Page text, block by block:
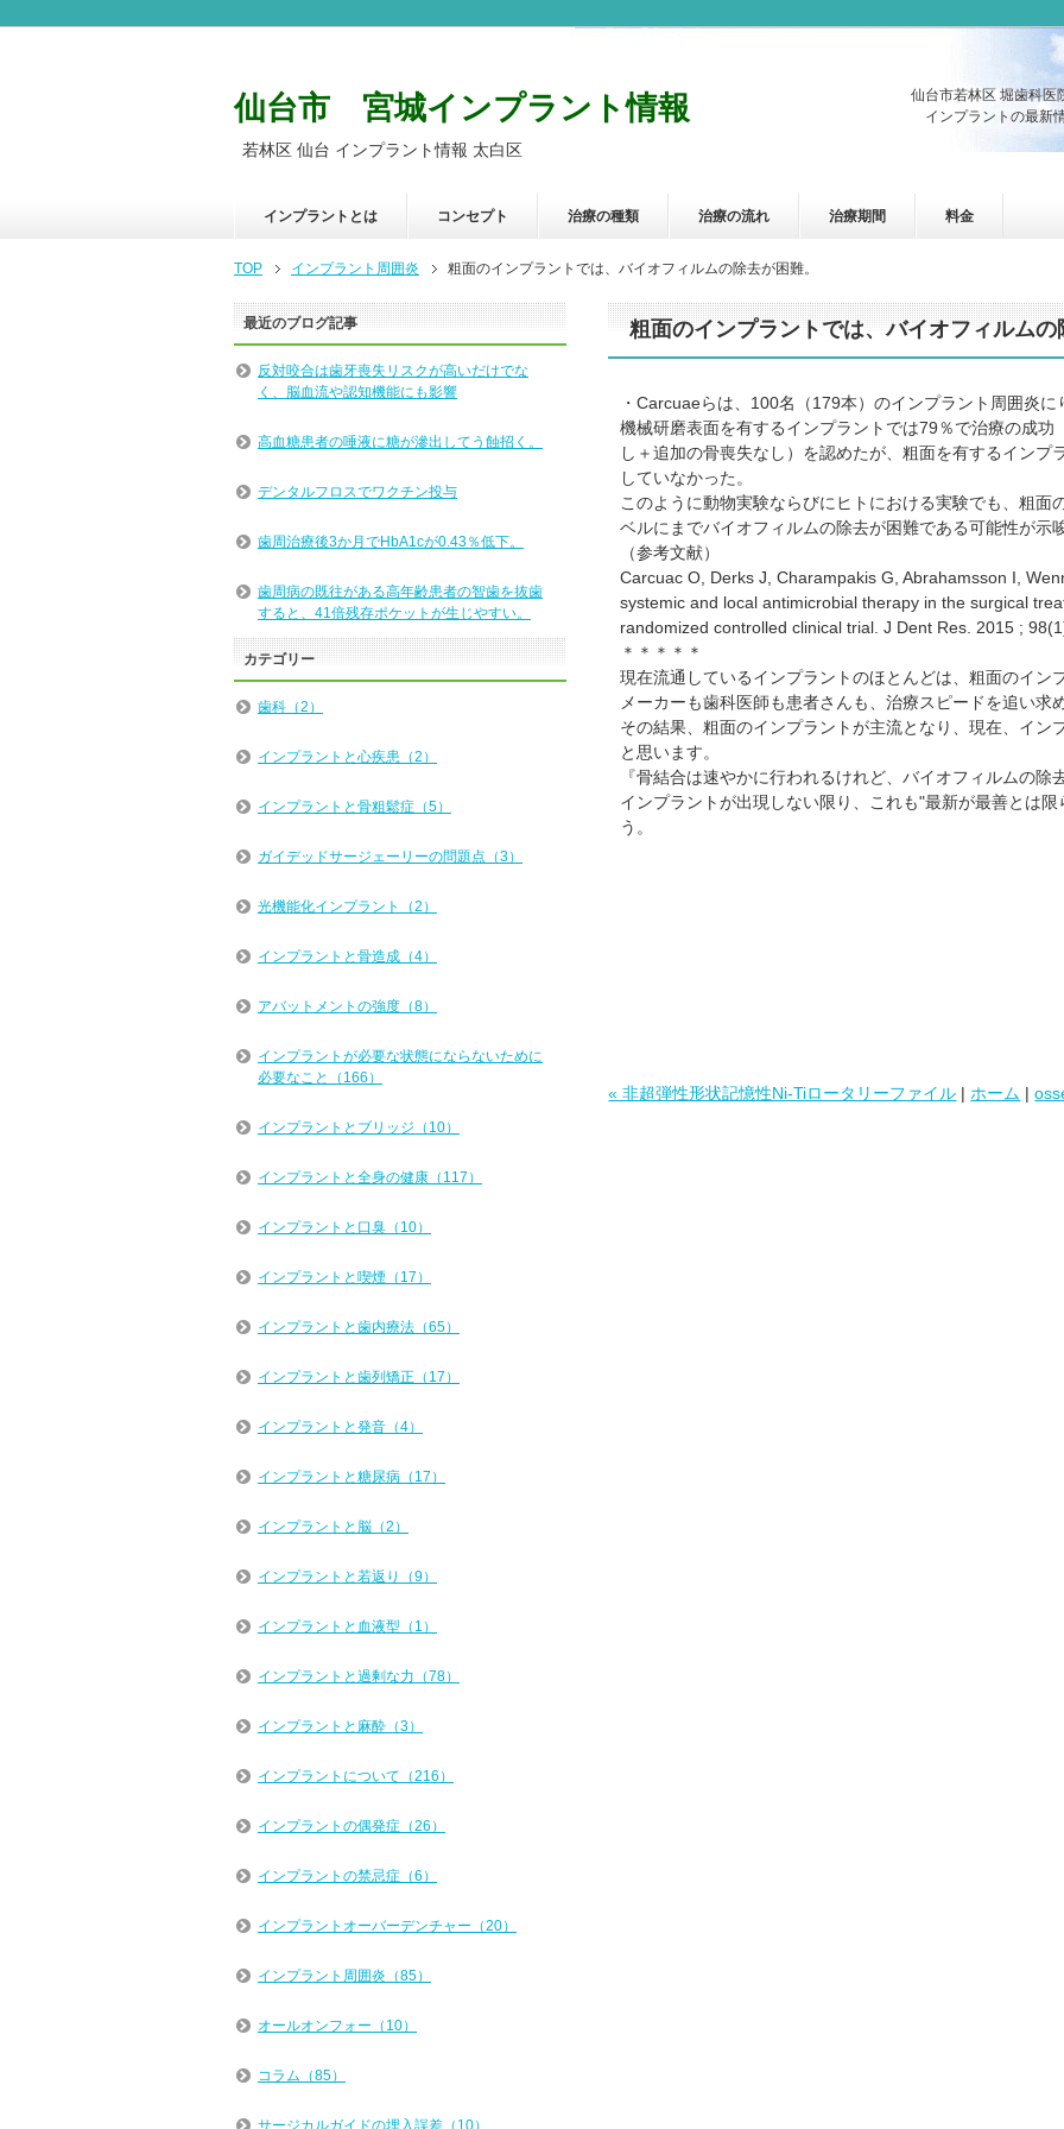
仙台市 宮城インプラント情報
若林区 仙台 インプラント情報 太白区
仙台市若林区 堀歯科医
インプラントの最新
インプラントとは コンセプト 治療の種類 治療の流れ 治療期間 料金
TOP インプラント周囲炎 粗面のインプラントでは、バイオフィルムの除去が困難。
粗面のインプラントでは、バイオフィルム
・Carcuaeらは、100名（179本）のインプラント周囲炎に
機械研磨表面を有するインプラントでは79％で治療の成功
し＋追加の骨喪失なし）を認めたが、粗面を有するインプ
していなかった。
このように動物実験ならびにヒトにおける実験でも、粗面
ベルにまでバイオフィルムの除去が困難である可能性が示
（参考文献）
Carcuac O, Derks J, Charampakis G, Abrahamsson I,
systemic and local antimicrobial therapy in the surgical
randomized controlled clinical trial. J Dent Res. 2015 ;
＊＊＊＊＊
現在流通しているインプラントのほとんどは、粗面のイン
メーカーも歯科医師も患者さんも、治療スピードを追い求
その結果、粗面のインプラントが主流となり、現在、イン
と思います。
『骨結合は速やかに行われるけれど、バイオフィルムの
インプラントが出現しない限り、これも"最新が最善とは
う。
« 非超弾性形状記憶性Ni-Tiロータリーファイル | ホーム |
最近のブログ記事
反対咬合は歯牙喪失リスクが高いだけでな
く、脳血流や認知機能にも影響
高血糖患者の唾液に糖が滲出してう蝕招く。
デンタルフロスでワクチン投与
歯周治療後3か月でHbA1cが0.43％低下。
歯周病の既往がある高年齢患者の智歯を抜歯
すると、41倍残存ポケットが生じやすい。
カテゴリー
歯科（2）
インプラントと心疾患（2）
インプラントと骨粗鬆症（5）
ガイデッドサージェーリーの問題点（3）
光機能化インプラント（2）
インプラントと骨造成（4）
アバットメントの強度（8）
インプラントが必要な状態にならないために
必要なこと（166）
インプラントとブリッジ（10）
インプラントと全身の健康（117）
インプラントと口臭（10）
インプラントと喫煙（17）
インプラントと歯内療法（65）
インプラントと歯列矯正（17）
インプラントと発音（4）
インプラントと糖尿病（17）
インプラントと脳（2）
インプラントと若返り（9）
インプラントと血液型（1）
インプラントと過剰な力（78）
インプラントと麻酔（3）
インプラントについて（216）
インプラントの偶発症（26）
インプラントの禁忌症（6）
インプラントオーバーデンチャー（20）
インプラント周囲炎（85）
オールオンフォー（10）
コラム（85）
サージカルガイドの埋入誤差（10）